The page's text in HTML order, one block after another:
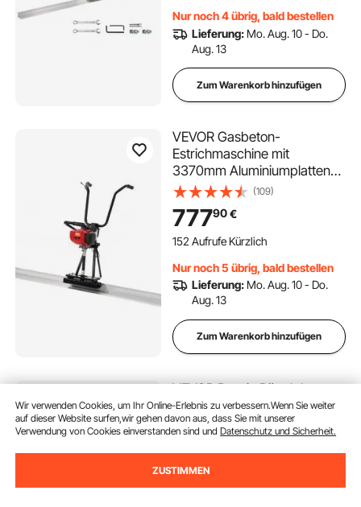
Nur noch 4 übrig, bald bestellen
Lieferung: Mo. Aug. 10 - Do.
Aug. 13
Zum Warenkorb hinzufügen
VEVOR Gasbeton-
Estrichmaschine mit
3370mm Aluminiumplatten-
Geradekantenstangensatz,
4-Takt-Vibrationsmotor für
Zement-Finishing mit
höhenverstellbaren Griffen,
Betonwerkzeuge 6500U/min
(109)
77790€
152 Aufrufe Kürzlich
Nur noch 5 übrig, bald bestellen
Lieferung: Mo. Aug. 10 - Do.
Aug. 13
Zum Warenkorb hinzufügen
VEVOR Benzin Rüttelplatte,
6,5 PS (212 CC) Motor, 6400
U/min Vibrationsstampfer, 15
kN Verdichtungsdruck, Platte
530x400 mm,
Handgeführter Rüttler für
Pflasterarbeiten, Asphalt &
740
457 Aufrufe Kürzlich
Wir verwenden Cookies, um Ihr Online-Erlebnis zu verbessern.Wenn Sie weiter
auf dieser Website surfen,wir gehen davon aus, dass Sie mit unserer
Verwendung von Cookies einverstanden sind undDatenschutz und Sicherheit.
ZUSTIMMEN